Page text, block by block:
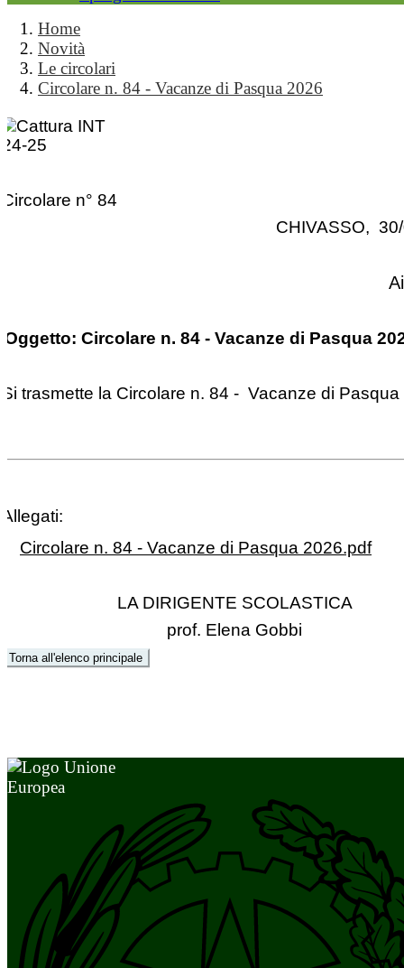
Home
Novità
Le circolari
Circolare n. 84 - Vacanze di Pasqua 2026
Circolare n° 84
CHIVASSO,
Oggetto: Circolare n. 84 - Vacanze di Pasqua
Si trasmette la Circolare n. 84 - Vacanze di
Allegati:
Circolare n. 84 - Vacanze di Pasqua 2026.pdf
LA DIRIGENTE SCOLASTICA
prof. Elena Gobbi
Torna all'elenco principale